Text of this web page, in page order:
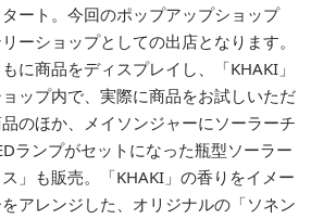
ート。今回のポップアップショップ
ーショップとしての出店となります。
に商品をディスプレイし、「KHAKI」
ップ内で、実際に商品をお試しいただ
のほか、メイソンジャーにソーラーチ
ランプがセットになった瓶型ソーラー
」も販売。「KHAKI」の香りをイメー
アレンジした、オリジナルの「ソネン